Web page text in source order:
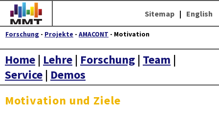
Sitemap | English
Forschung - Projekte - AMACONT - Motivation
Home | Lehre | Forschung | Team |
Service | Demos
Motivation und Ziele